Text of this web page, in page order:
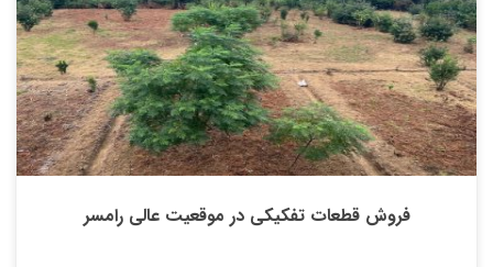
فروش قطعات تفکیکی در موقعیت عالی رامسر